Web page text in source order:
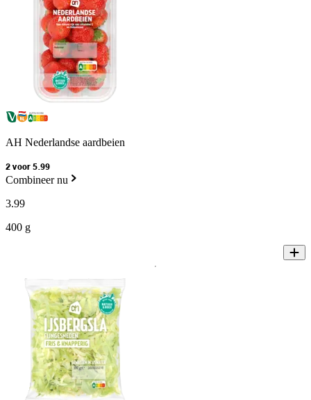
AH Nederlandse aardbeien
2 voor 5.99
Combineer nu
3.99
400 g